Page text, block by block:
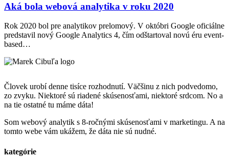
Aká bola webová analytika v roku 2020
Rok 2020 bol pre analytikov prelomový. V októbri Google oficiálne
predstavil nový Google Analytics 4, čím odštartoval novú éru event-
based…
Človek urobí denne tisíce rozhodnutí. Väčšinu z nich podvedomo,
zo zvyku. Niektoré sú riadené skúsenosťami, niektoré srdcom. No a
na tie ostatné tu máme dáta!
Som webový analytik s 8-ročnými skúsenosťami v marketingu. A na
tomto webe vám ukážem, že dáta nie sú nudné.
kategórie